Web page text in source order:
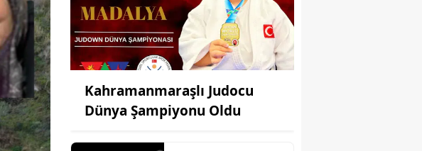
Kahramanmaraşlı Judocu
Dünya Şampiyonu Oldu